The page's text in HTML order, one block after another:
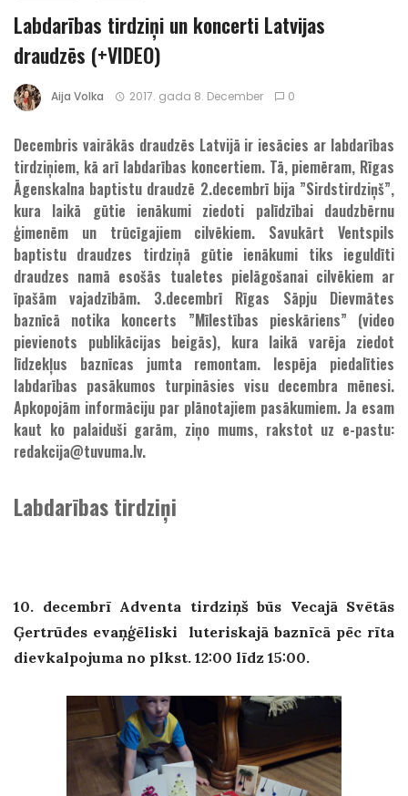
Labdarības tirdziņi un koncerti Latvijas
draudzēs (+VIDEO)
Aija Volka 2017. gada 8. December 0
Decembris vairākās draudzēs Latvijā ir iesācies ar labdarības
tirdziņiem, kā arī labdarības koncertiem. Tā, piemēram, Rīgas
Āgenskalna baptistu draudzē 2.decembrī bija ”Sirdstirdziņš”,
kura laikā gūtie ienākumi ziedoti palīdzībai daudzbērnu
ģimenēm un trūcīgajiem cilvēkiem. Savukārt Ventspils
baptistu draudzes tirdziņā gūtie ienākumi tiks ieguldīti
draudzes namā esošās tualetes pielāgošanai cilvēkiem ar
īpašām vajadzībām. 3.decembrī Rīgas Sāpju Dievmātes
baznīcā notika koncerts ”Mīlestības pieskāriens” (video
pievienots publikācijas beigās), kura laikā varēja ziedot
līdzekļus baznīcas jumta remontam. Iespēja piedalīties
labdarības pasākumos turpināsies visu decembra mēnesi.
Apkopojām informāciju par plānotajiem pasākumiem. Ja esam
kaut ko palaiduši garām, ziņo mums, rakstot uz e-pastu:
redakcija@tuvuma.lv.
Labdarības tirdziņi
10. decembrī Adventa tirdziņš būs Vecajā Svētās
Ģertrūdes evaņģēliski luteriskajā baznīcā pēc rīta
dievkalpojuma no plkst. 12:00 līdz 15:00.